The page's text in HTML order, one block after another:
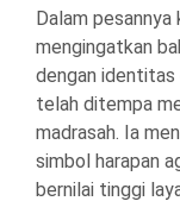
Dalam
mengingatkan
dengan identitas
telah ditempa
madrasah. Ia
simbol harapan
bernilai tinggi